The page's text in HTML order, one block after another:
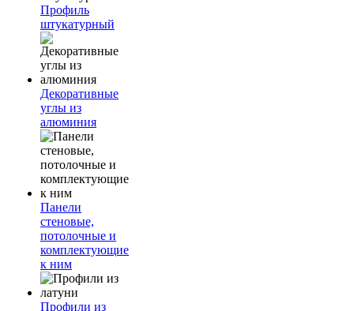
Профиль
штукатурный
Декоративные
углы из
алюминия
Панели
стеновые,
потолочные и
комплектующие
к ним
Профили из